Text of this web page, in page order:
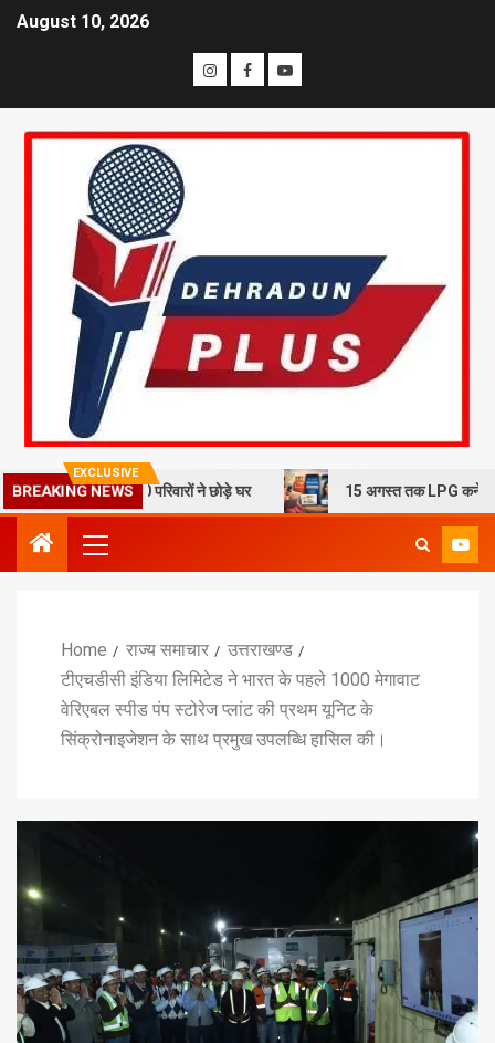
August 10, 2026
EXCLUSIVE
BREAKING NEWS
से दहशत, 10 परिवारों ने छोड़े घर 15 अगस्त तक LPG कनेक्शन की e-
Home राज्य समाचार
उत्तराखण्ड
टीएचडीसी इंडिया लिमिटेड ने भारत के पहले 1000 मेगावाट
वेरिएबल स्पीड पंप स्टोरेज प्लांट की प्रथम यूनिट के
सिंक्रोनाइजेशन के साथ प्रमुख उपलब्धि हासिल की।